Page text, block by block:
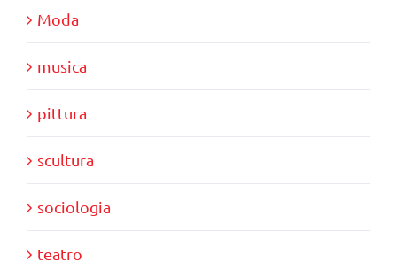
Moda
musica
pittura
scultura
sociologia
teatro